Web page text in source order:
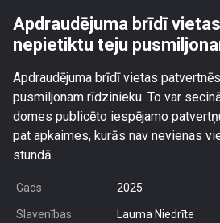
Apdraudējuma brīdī
nepietiktu teju
Apdraudējuma brīdī vietas
pusmiljonam rīdzinieku. To var
domes publicēto iespējamo
pat apkaimes, kurās nav nevienas
stundā.
Gads 2025
Slavenības Lauma Niedrīte